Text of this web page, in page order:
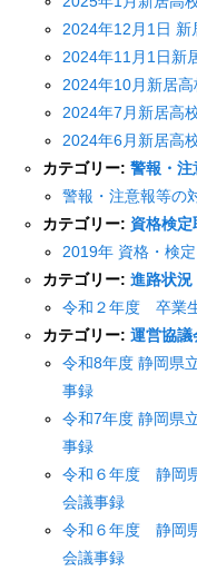
2024年12月1日 新
2024年11月1日新
2024年10月新居高
2024年7月新居高
2024年6月新居高
カテゴリー:警報・注
警報・注意報等の
カテゴリー: 資格検
2019年 資格・検
カテゴリー:進路状況
令和２年度 卒業
カテゴリー:運営協議
令和8年度 静岡県
事録
令和7年度 静岡県
事録
令和６年度 静岡
会議事録
令和６年度 静岡
会議事録